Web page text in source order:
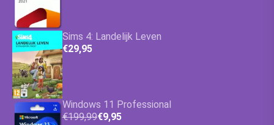
Sims 4: Landelijk Leven
€29,95
Windows 11 Professional
€199,99€9,95